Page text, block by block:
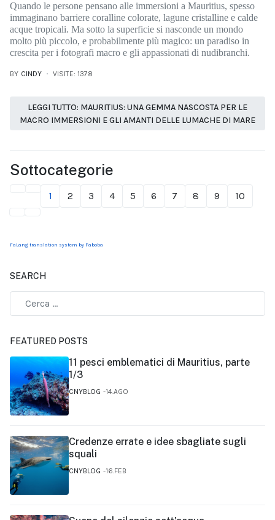
Quando le persone pensano alle immersioni a Mauritius, spesso
immaginano barriere coralline colorate, lagune cristalline e calde
acque tropicali. Ma sotto la superficie si nasconde un mondo
molto più piccolo, e probabilmente più magico: un paradiso in
crescita per i fotografi macro e gli appassionati di nudibranchi.
BY CINDY VISITE: 1378
LEGGI TUTTO: MAURITIUS: UNA GEMMA NASCOSTA PER LE
MACRO IMMERSIONI E GLI AMANTI DELLE LUMACHE DI MARE
Sottocategorie
1 2 3 4 5 6 7 8 9 10
FaLang translation system by Faboba
SEARCH
FEATURED POSTS
11 pesci emblematici di Mauritius, parte
1/3
CNYBLOG 14.AGO
Credenze errate e idee sbagliate sugli
squali
CNYBLOG 16.FEB